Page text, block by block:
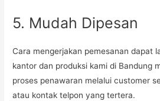
5. Mudah Dipesan
Cara mengerjakan pemesanan dapat
kantor dan produksi kami di Bandung
proses penawaran melalui customer
atau kontak telpon yang tertera.